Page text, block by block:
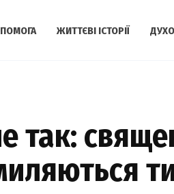
ЖИТТЄВІ ІСТОРІЇ
так: